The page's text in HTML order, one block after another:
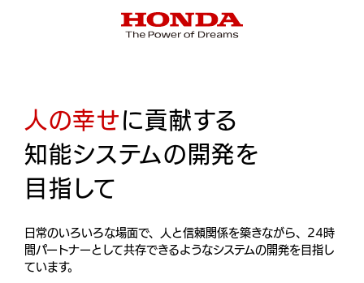
人の幸せ に貢献する
知能システムの開発を
目指して
日常のいろいろな場面で、人と信頼関係を築きながら、24時
間パートナーとして共存できるようなシステムの開発を目指し
ています。